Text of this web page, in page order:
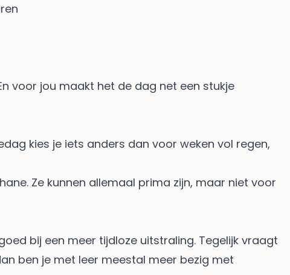
voor jou maakt het de dag net een stukje
kies je iets anders dan voor weken vol regen,
Ze kunnen allemaal prima zijn, maar niet voor
bij een meer tijdloze uitstraling. Tegelijk vraagt
ben je met leer meestal meer bezig met